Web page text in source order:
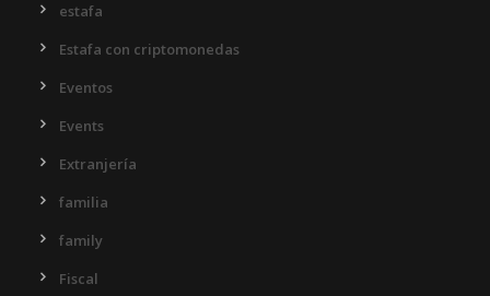
estafa
Estafa con criptomonedas
Eventos
Events
Extranjería
familia
family
Fiscal